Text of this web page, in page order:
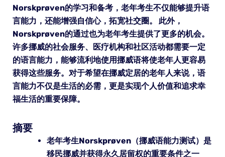
Norskprøven的学习和备考，老年考生不仅能够提升语
言能力，还能增强自信心，拓宽社交圈。 此外，
Norskprøven的通过也为老年考生提供了更多的机会。
许多挪威的社会服务、医疗机构和社区活动都需要一定
的语言能力，能够流利地使用挪威语将使老年人更容易
获得这些服务。对于希望在挪威定居的老年人来说，语
言能力不仅是生活的必需，更是实现个人价值和追求幸
福生活的重要保障。
摘要
老年考生Norskprøven（挪威语能力测试）是
移民挪威并获得永久居留权的重要条件之一